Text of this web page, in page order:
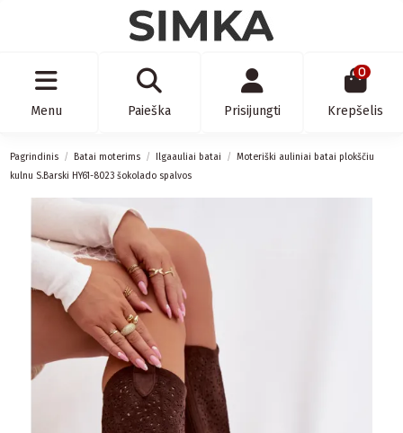
Menu Paieška Prisijungti
0
Krepšelis
Pagrindinis Batai moterims Ilgaauliai batai
Moteriški auliniai batai plokščiu
kulnu S.Barski HY61-8023 šokolado spalvos